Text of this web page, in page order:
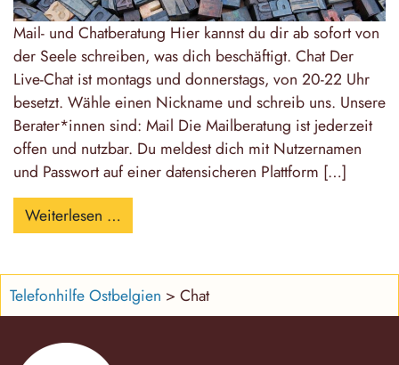
Mail- und Chatberatung Hier kannst du dir ab sofort von
der Seele schreiben, was dich beschäftigt. Chat Der
Live-Chat ist montags und donnerstags, von 20-22 Uhr
besetzt. Wähle einen Nickname und schreib uns. Unsere
Berater*innen sind: Mail Die Mailberatung ist jederzeit
offen und nutzbar. Du meldest dich mit Nutzernamen
und Passwort auf einer datensicheren Plattform […]
Weiterlesen …
Telefonhilfe Ostbelgien > Chat